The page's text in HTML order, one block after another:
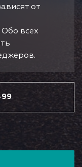
от
Обо всех
99